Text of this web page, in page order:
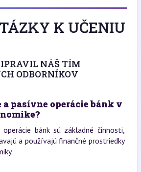
K UČENIU
NÁŠ TÍM
ODBORNÍKOV
pasívne operácie bánk v
bánk sú základné činnosti,
a používajú finančné prostriedky